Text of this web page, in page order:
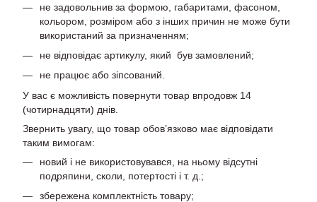
не задовольнив за формою, габаритами, фасоном,
кольором, розміром або з інших причин не може бути
використаний за призначенням;
не відповідає артикулу, який був замовлений;
не працює або зіпсований.
У вас є можливість повернути товар впродовж 14
(чотирнадцяти) днів.
Звернить увагу, що товар обов’язково має відповідати
таким вимогам:
новий і не використовувався, на ньому відсутні
подряпини, сколи, потертості і т. д.;
збережена комплектність товару;